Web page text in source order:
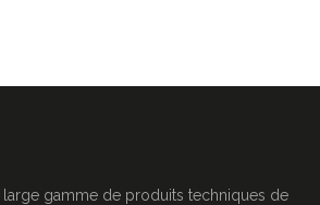
gamme de produits techniques de